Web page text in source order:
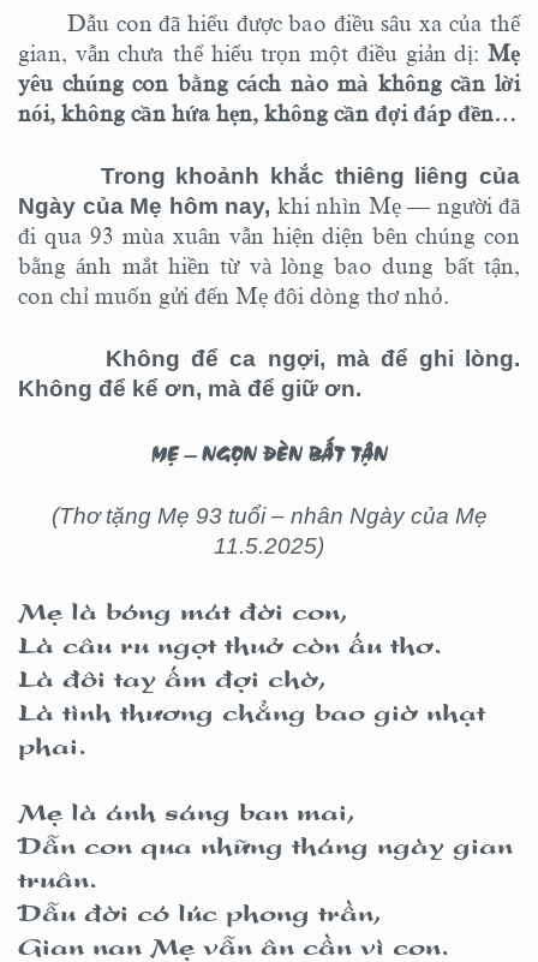
Dẫu con đã hiểu được bao điều sâu xa của thế
gian, vẫn chưa thể hiểu trọn một điều giản dị: Mẹ
yêu chúng con bằng cách nào mà không cần lời
nói, không cần hứa hẹn, không cần đợi đáp đền…
Trong khoảnh khắc thiêng liêng của
Ngày của Mẹ hôm nay, khi nhìn Mẹ — người đã
đi qua 93 mùa xuân vẫn hiện diện bên chúng con
bằng ánh mắt hiền từ và lòng bao dung bất tận,
con chỉ muốn gửi đến Mẹ đôi dòng thơ nhỏ.
Không để ca ngợi, mà để ghi lòng.
Không để kể ơn, mà để giữ ơn.
MẸ – NGỌN ĐÈN BẤT TẬN
(Thơ tặng Mẹ 93 tuổi – nhân Ngày của Mẹ
11.5.2025)
Mẹ là bóng mát đời con,
Là câu ru ngọt thuở còn ấu thơ.
Là đôi tay ấm đợi chờ,
Là tình thương chẳng bao giờ nhạt
phai.
Mẹ là ánh sáng ban mai,
Dẫn con qua những tháng ngày gian
truân.
Dẫu đời có lúc phong trần,
Gian nan Mẹ vẫn ân cần vì con.